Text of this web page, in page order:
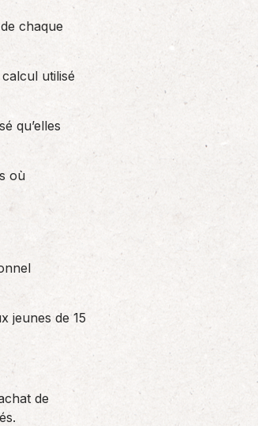
chaque
utilisé
qu’elles
où
jeunes de 15
de